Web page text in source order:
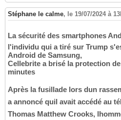
Stéphane le calme, le 19/07/2024 à
La sécurité des smartphones
l'individu qui a tiré sur Trump
Android de Samsung,
Cellebrite a brisé la protection
minutes
Après la fusillade lors dun
a annoncé quil avait accédé au
Thomas Matthew Crooks,